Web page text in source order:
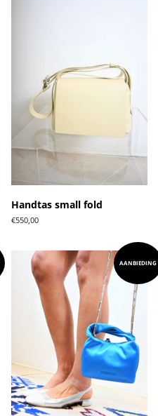
Handtas small fold
Normale
€550,00
AANBIEDING